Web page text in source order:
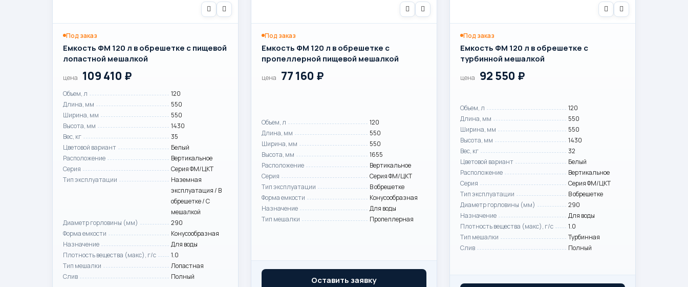
Под заказ
Емкость ФМ 120 л в обрешетке с пищевой
лопастной мешалкой
цена 109 410 ₽
Объем, л
120
Длина, мм
550
Ширина, мм
550
Высота, мм
1430
Вес, кг
35
Цветовой вариант
Белый
Расположение
Вертикальное
Серия
Серия ФМ/ЦКТ
Тип эксплуатации
Наземная
эксплуатация / В
обрешетке / С
мешалкой
Диаметр горловины (мм)
290
Форма емкости
Конусообразная
Назначение
Для воды
Плотность вещества (макс), г/с
1.0
Тип мешалки
Лопастная
Слив
Полный
Под заказ
Емкость ФМ 120 л в обрешетке с
пропеллерной пищевой мешалкой
цена 77 160 ₽
Объем, л
120
Длина, мм
550
Ширина, мм
550
Высота, мм
1655
Расположение
Вертикальное
Серия
Серия ФМ/ЦКТ
Тип эксплуатации
В обрешетке
Форма емкости
Конусообразная
Назначение
Для воды
Тип мешалки
Пропеллерная
Оставить заявку
Под заказ
Емкость ФМ 120 л в обрешетке с
турбинной мешалкой
цена 92 550 ₽
Объем, л
120
Длина, мм
550
Ширина, мм
550
Высота, мм
1430
Вес, кг
32
Цветовой вариант
Белый
Расположение
Вертикальное
Серия
Серия ФМ/ЦКТ
Тип эксплуатации
В обрешетке
Диаметр горловины (мм)
290
Назначение
Для воды
Плотность вещества (макс), г/с
1.0
Тип мешалки
Турбинная
Слив
Полный